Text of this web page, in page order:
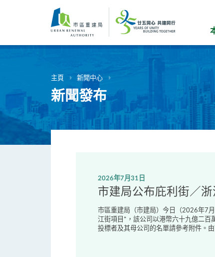
內
主頁 新聞中心
新聞發布
2026年7月31日
市建局公布庇利街／
市區重建局（市建局）今日（2026年7
江街項目*，該公司以港幣六十九億二百
投標者及其母公司的名單請參考附件。